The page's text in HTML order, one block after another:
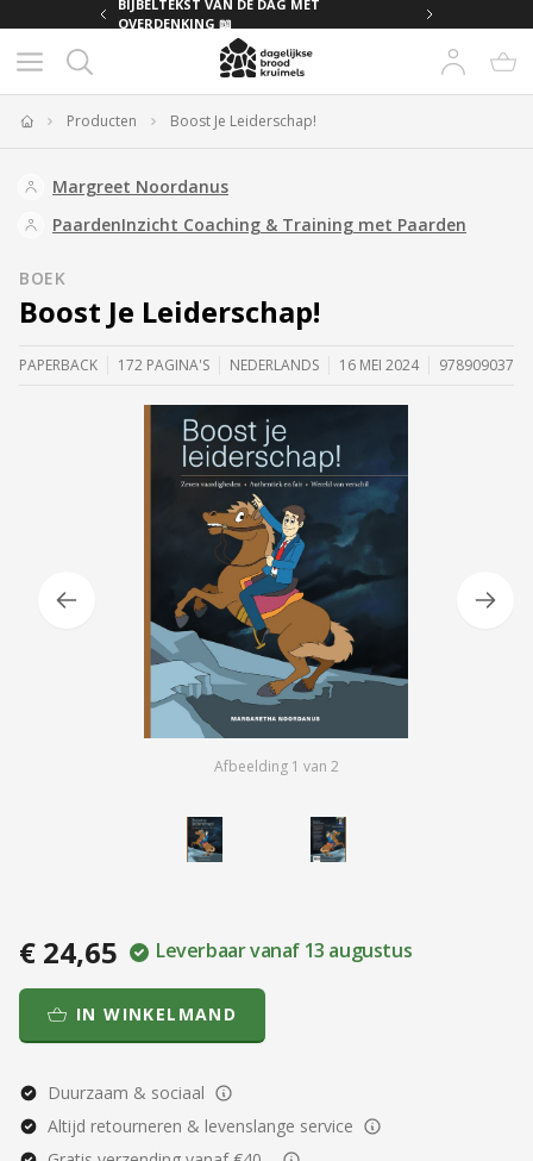
BIJBELTEKST VAN DE DAG MET
OVERDENKING 📖
Producten Boost Je Leiderschap!
Margreet Noordanus
PaardenInzicht Coaching & Training met Paarden
BOEK
Boost Je Leiderschap!
PAPERBACK 172 PAGINA'S NEDERLANDS 16 MEI 2024
Afbeelding 1 van 2
€ 24,65 Leverbaar vanaf 13 augustus
IN WINKELMAND
Duurzaam & sociaal
Altijd retourneren & levenslange service